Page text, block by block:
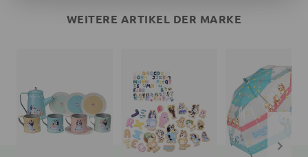
WEITERE ARTIKEL DER MARKE